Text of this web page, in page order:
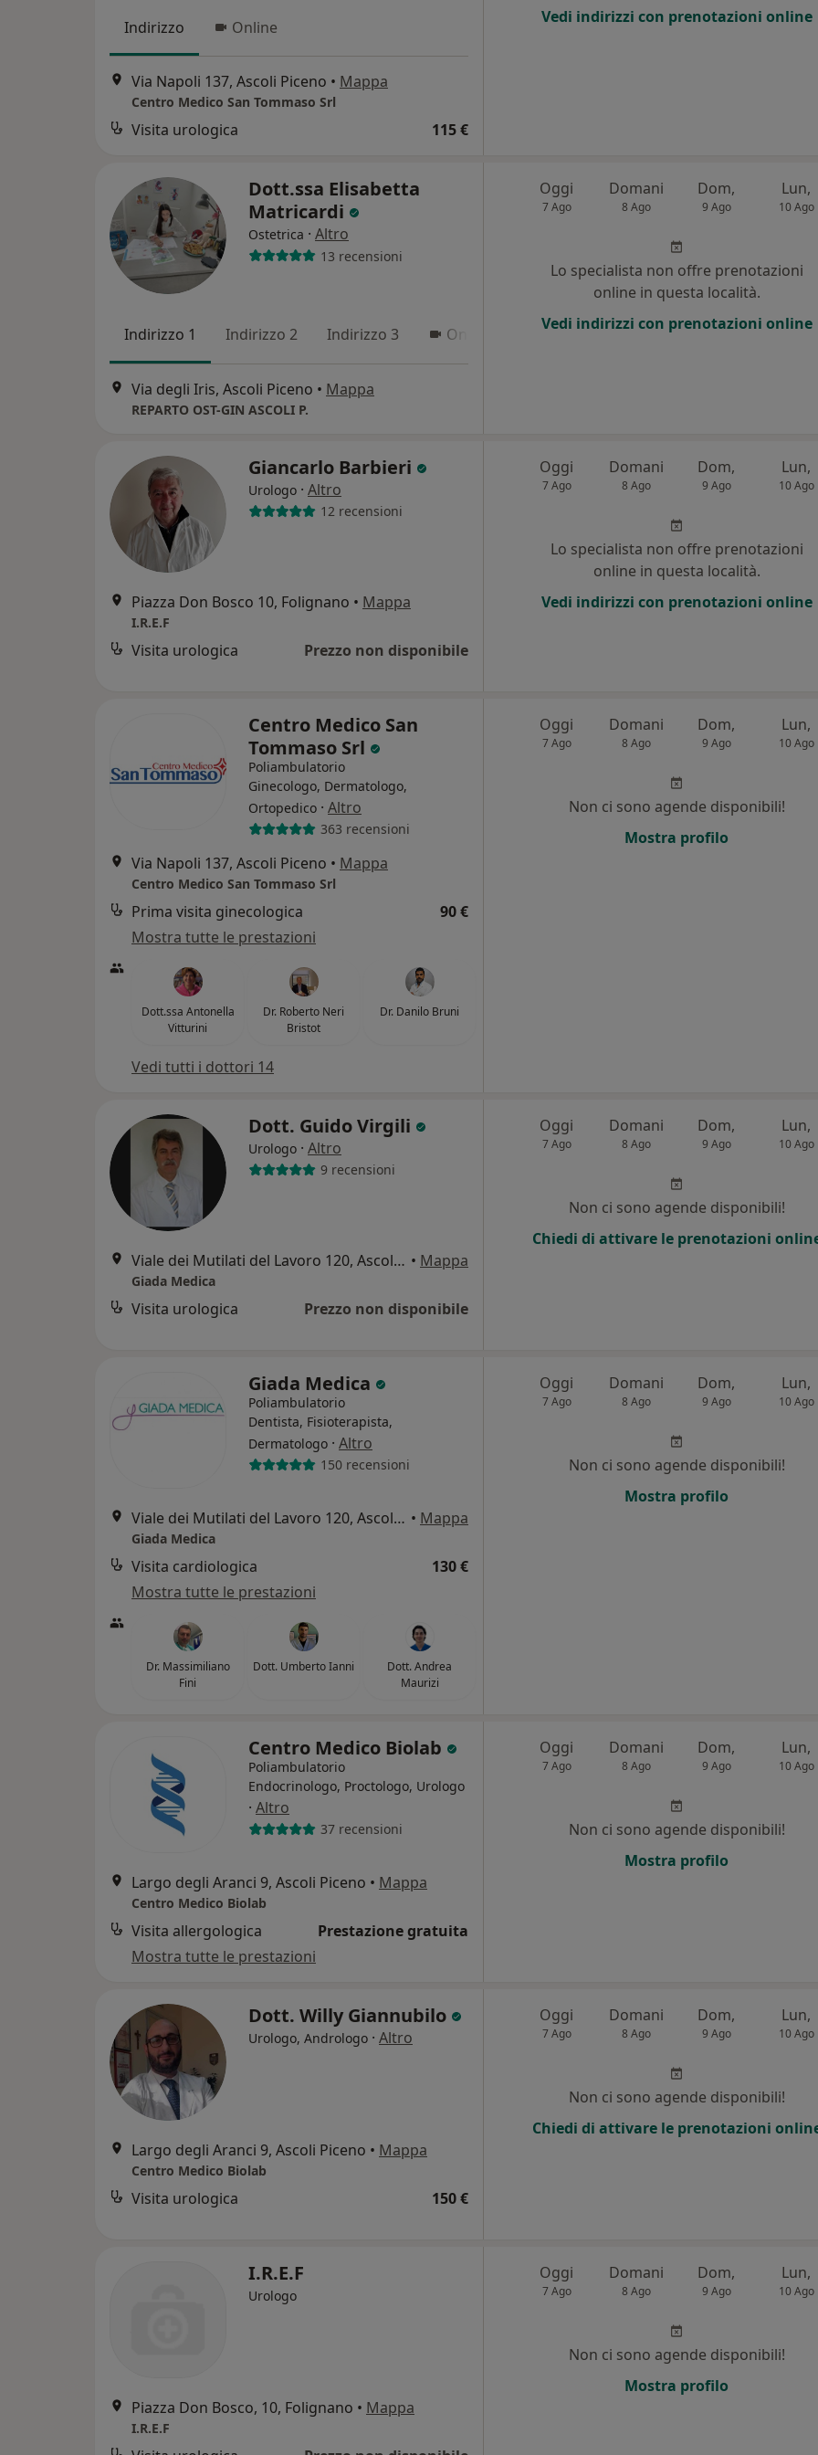
Indirizzo Online
Via Napoli 137, Ascoli Piceno • Mappa
Centro Medico San Tommaso Srl
Visita urologica 115 €
Vedi indirizzi con prenotazioni online
Dott.ssa Elisabetta
Matricardi
Ostetrica · Altro
13 recensioni
Indirizzo 1 Indirizzo 2 Indirizzo 3 Online
Via degli Iris, Ascoli Piceno • Mappa
REPARTO OST-GIN ASCOLI P.
Oggi
7 Ago
Domani
8 Ago
Dom,
9 Ago
Lun,
10 Ago
Lo specialista non offre prenotazioni
online in questa località.
Vedi indirizzi con prenotazioni online
Giancarlo Barbieri
Urologo · Altro
12 recensioni
Piazza Don Bosco 10, Folignano • Mappa
I.R.E.F
Visita urologica Prezzo non disponibile
Oggi
7 Ago
Domani
8 Ago
Dom,
9 Ago
Lun,
10 Ago
Lo specialista non offre prenotazioni
online in questa località.
Vedi indirizzi con prenotazioni online
Centro Medico San
Tommaso Srl
Poliambulatorio
Ginecologo, Dermatologo,
Ortopedico · Altro
363 recensioni
Via Napoli 137, Ascoli Piceno • Mappa
Centro Medico San Tommaso Srl
Prima visita ginecologica
90 €
Mostra tutte le prestazioni
Dott.ssa Antonella
Vitturini
Dr. Roberto Neri
Bristot
Dr. Danilo Bruni
Vedi tutti i dottori 14
Oggi
7 Ago
Domani
8 Ago
Dom,
9 Ago
Lun,
10 Ago
Non ci sono agende disponibili!
Mostra profilo
Dott. Guido Virgili
Urologo · Altro
9 recensioni
Viale dei Mutilati del Lavoro 120, Ascoli Piceno • Mappa
Giada Medica
Visita urologica Prezzo non disponibile
Oggi
7 Ago
Domani
8 Ago
Dom,
9 Ago
Lun,
10 Ago
Non ci sono agende disponibili!
Chiedi di attivare le prenotazioni
Giada Medica
Poliambulatorio
Dentista, Fisioterapista,
Dermatologo · Altro
150 recensioni
Viale dei Mutilati del Lavoro 120, Ascoli Piceno • Mappa
Giada Medica
Visita cardiologica
130 €
Mostra tutte le prestazioni
Dr. Massimiliano
Fini
Dott. Umberto Ianni
Dott. Andrea
Maurizi
Oggi
7 Ago
Domani
8 Ago
Dom,
9 Ago
Lun,
10 Ago
Non ci sono agende disponibili!
Mostra profilo
Centro Medico Biolab
Poliambulatorio
Endocrinologo, Proctologo, Urologo
· Altro
37 recensioni
Largo degli Aranci 9, Ascoli Piceno • Mappa
Centro Medico Biolab
Visita allergologica
Prestazione gratuita
Mostra tutte le prestazioni
Oggi
7 Ago
Domani
8 Ago
Dom,
9 Ago
Lun,
10 Ago
Non ci sono agende disponibili!
Mostra profilo
Dott. Willy Giannubilo
Urologo, Andrologo · Altro
Largo degli Aranci 9, Ascoli Piceno • Mappa
Centro Medico Biolab
Visita urologica 150 €
Oggi
7 Ago
Domani
8 Ago
Dom,
9 Ago
Lun,
10 Ago
Non ci sono agende disponibili!
Chiedi di attivare le prenotazioni
I.R.E.F
Urologo
Piazza Don Bosco, 10, Folignano • Mappa
I.R.E.F
Oggi
7 Ago
Domani
8 Ago
Dom,
9 Ago
Lun,
10 Ago
Non ci sono agende disponibili!
Mostra profilo